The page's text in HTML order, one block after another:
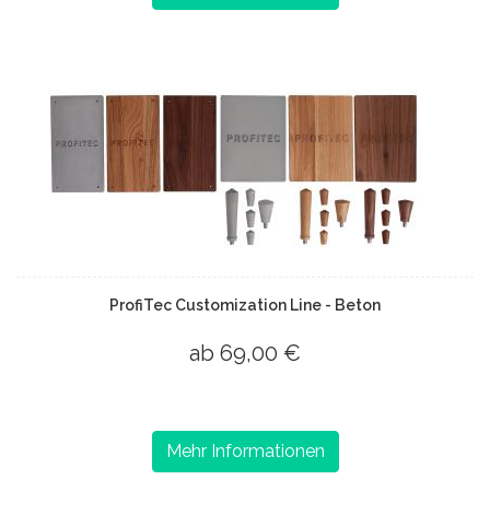
ProfiTec Customization Line - Beton
ab 69,00 €
Mehr Informationen